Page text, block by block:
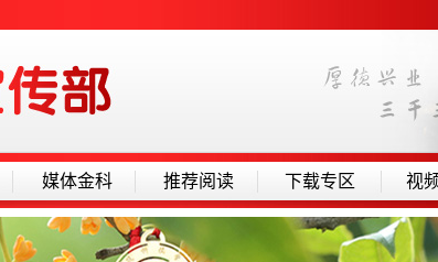
媒体金科 推荐阅读 下载专区 视